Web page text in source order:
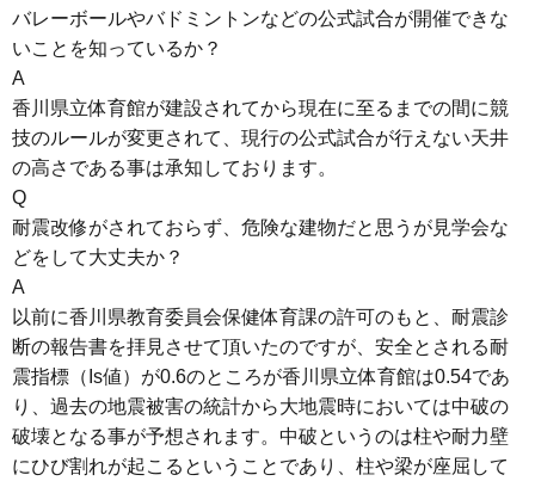
バレーボールやバドミントンなどの公式試合が開催できな
いことを知っているか？
A
香川県立体育館が建設されてから現在に至るまでの間に競
技のルールが変更されて、現行の公式試合が行えない天井
の高さである事は承知しております。
Q
耐震改修がされておらず、危険な建物だと思うが見学会な
どをして大丈夫か？
A
以前に香川県教育委員会保健体育課の許可のもと、耐震診
断の報告書を拝見させて頂いたのですが、安全とされる耐
震指標（Is値）が0.6のところが香川県立体育館は0.54であ
り、過去の地震被害の統計から大地震時においては中破の
破壊となる事が予想されます。中破というのは柱や耐力壁
にひび割れが起こるということであり、柱や梁が座屈して